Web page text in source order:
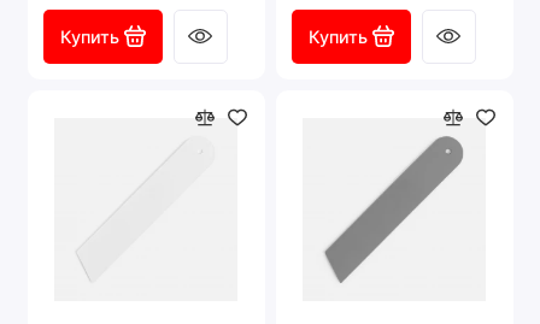
Купить Купить